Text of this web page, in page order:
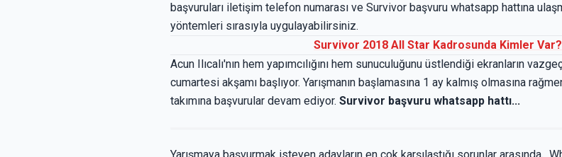
başvuruları iletişim telefon numarası ve Survivor başvuru whatsapp hattına
yöntemleri sırasıyla uygulayabilirsiniz.
Survivor 2018 All Star Kadrosunda Kimler
Acun Ilıcalı'nın hem yapımcılığını hem sunuculuğunu üstlendiği ekranların
cumartesi akşamı başlıyor. Yarışmanın başlamasına 1 ay kalmış olmasına
takımına başvurular devam ediyor. Survivor başvuru whatsapp hattı...